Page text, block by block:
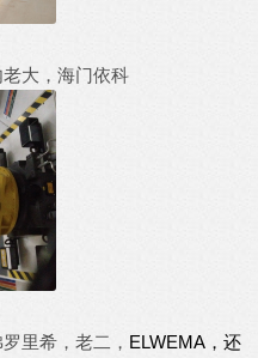
大，海门依科
里希，老二， ELWEMA，还